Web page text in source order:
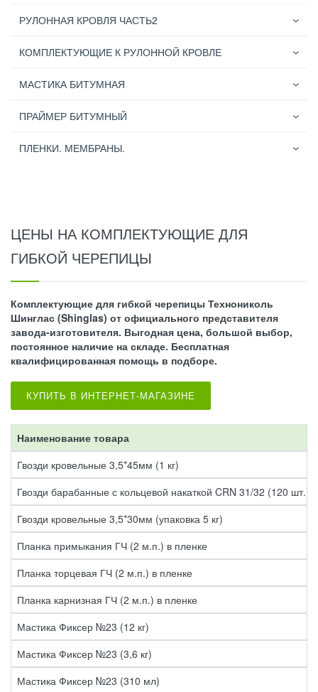
РУЛОННАЯ КРОВЛЯ ЧАСТЬ2
КОМПЛЕКТУЮЩИЕ К РУЛОННОЙ КРОВЛЕ
МАСТИКА БИТУМНАЯ
ПРАЙМЕР БИТУМНЫЙ
ПЛЕНКИ. МЕМБРАНЫ.
ЦЕНЫ НА КОМПЛЕКТУЮЩИЕ ДЛЯ
ГИБКОЙ ЧЕРЕПИЦЫ
Комплектующие для гибкой черепицы Технониколь
Шинглас (Shinglas) от официального представителя
завода-изготовителя. Выгодная цена, большой выбор,
постоянное наличие на складе. Бесплатная
квалифицированная помощь в подборе.
КУПИТЬ В ИНТЕРНЕТ-МАГАЗИНЕ
Наименование товара
Гвозди кровельные 3,5*45мм (1 кг)
Гвозди барабанные с кольцевой накаткой CRN 31/32 (120 шт.)
Гвозди кровельные 3,5*30мм (упаковка 5 кг)
Планка примыкания ГЧ (2 м.п.) в пленке
Планка торцевая ГЧ (2 м.п.) в пленке
Планка карнизная ГЧ (2 м.п.) в пленке
Мастика Фиксер №23 (12 кг)
Мастика Фиксер №23 (3,6 кг)
Мастика Фиксер №23 (310 мл)